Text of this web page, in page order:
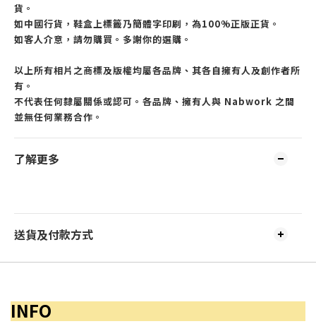
貨。
如中國行貨，鞋盒上標籤乃簡體字印刷，為100%正版正貨。
如客人介意，請勿購買。多謝你的選購。
以上所有相片之商標及版權均屬各品牌、其各自擁有人及創作者所
有。
不代表任何隸屬關係或認可。各品牌、擁有人與 Nabwork 之間
並無任何業務合作。
了解更多
送貨及付款方式
INFO